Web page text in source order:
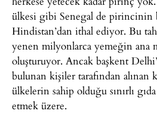
ülkesi gibi Senegal de pirincinin
Hindistan’dan ithal ediyor. Bu
yenen milyonlarca yemeğin ana
oluşturuyor. Ancak başkent
bulunan kişiler tarafından alınan
ülkelerin sahip olduğu sınırlı
etmek üzere.